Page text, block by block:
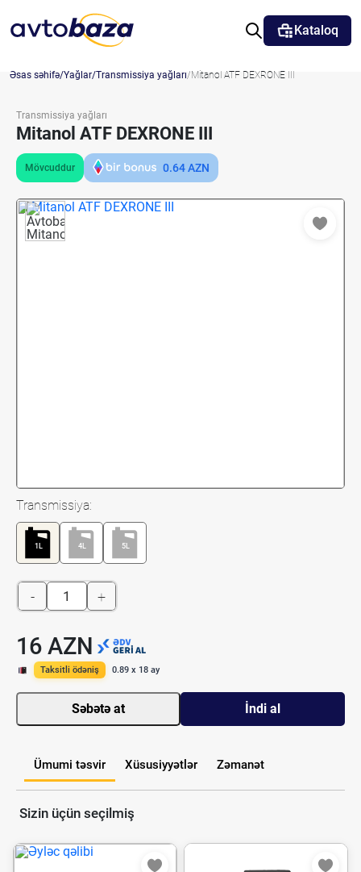
Kataloq
Əsas səhifə Yağlar Transmissiya yağları Mitanol ATF DEXRONE III
Transmissiya yağları
Mitanol ATF DEXRONE III
Mövcuddur 0.64AZN
Transmissiya:
1L 4L 5L
- +
16 AZN
Taksitli ödəniş 0.89 x 18 ay
Səbətə at İndi al
Ümumi təsvir Xüsusiyyətlər Zəmanət
Sizin üçün seçilmiş